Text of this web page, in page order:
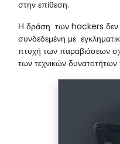
στην επίθεση.
Η δράση των hackers δεν
συνδεδεμένη με
πτυχή των παραβιάσεων
των τεχνικών δυνατοτήτων